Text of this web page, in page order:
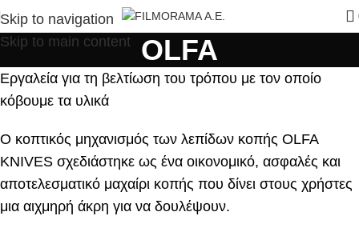
Skip to navigation
Skip to main content
OLFA
Εργαλεία για τη βελτίωση του τρόπου με τον οποίο
κόβουμε τα υλικά
Ο κοπτικός μηχανισμός των λεπίδων κοπής OLFA
KNIVES σχεδιάστηκε ως ένα οικονομικό, ασφαλές και
αποτελεσματικό μαχαίρι κοπής που δίνει στους χρήστες
μια αιχμηρή άκρη για να δουλέψουν.